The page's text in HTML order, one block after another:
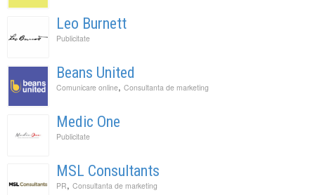
Leo Burnett
Publicitate
Beans United
Comunicare online, Consultanta de marketing
Medic One
Publicitate
MSL Consultants
PR, Consultanta de marketing